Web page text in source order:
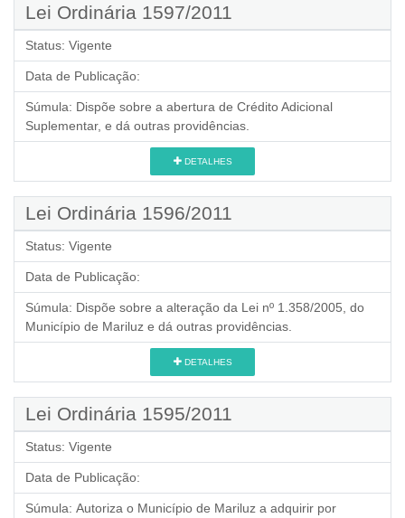
Lei Ordinária 1597/2011
Status: Vigente
Data de Publicação:
Súmula: Dispõe sobre a abertura de Crédito Adicional
Suplementar, e dá outras providências.
DETALHES
Lei Ordinária 1596/2011
Status: Vigente
Data de Publicação:
Súmula: Dispõe sobre a alteração da Lei nº 1.358/2005, do
Município de Mariluz e dá outras providências.
DETALHES
Lei Ordinária 1595/2011
Status: Vigente
Data de Publicação:
Súmula: Autoriza o Município de Mariluz a adquirir por